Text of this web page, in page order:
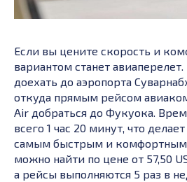
Если вы цените скорость и
вариантом станет
доехать до аэропорта
откуда прямым рейсом
Air добраться до Фукуока.
всего 1 час 20 минут, что
самым быстрым и
можно найти по цене от 57,50
а рейсы выполняются 5 раз в